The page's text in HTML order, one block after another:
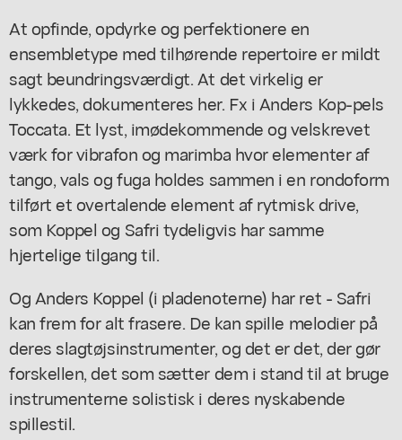
At opfinde, opdyrke og perfektionere en
ensembletype med tilhørende repertoire er mildt
sagt beundringsværdigt. At det virkelig er
lykkedes, dokumenteres her. Fx i Anders Kop-pels
Toccata. Et lyst, imødekommende og velskrevet
værk for vibrafon og marimba hvor elementer af
tango, vals og fuga holdes sammen i en rondoform
tilført et overtalende element af rytmisk drive,
som Koppel og Safri tydeligvis har samme
hjertelige tilgang til.
Og Anders Koppel (i pladenoterne) har ret - Safri
kan frem for alt frasere. De kan spille melodier på
deres slagtøjsinstrumenter, og det er det, der gør
forskellen, det som sætter dem i stand til at bruge
instrumenterne solistisk i deres nyskabende
spillestil.